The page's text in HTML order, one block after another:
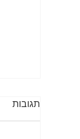
תגובות